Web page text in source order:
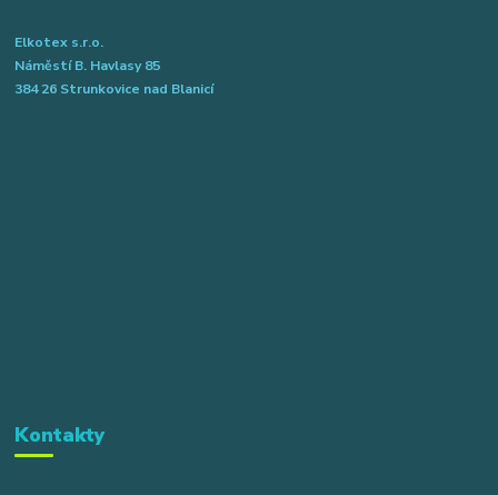
Elkotex s.r.o.
Náměstí B. Havlasy 85
384 26 Strunkovice nad Blanicí
Kontakty